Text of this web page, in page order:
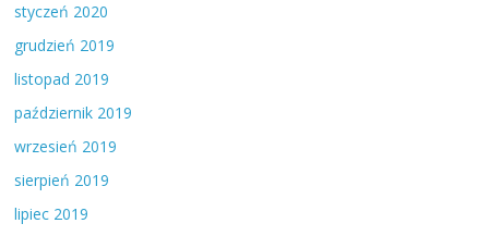
styczeń 2020
grudzień 2019
listopad 2019
październik 2019
wrzesień 2019
sierpień 2019
lipiec 2019